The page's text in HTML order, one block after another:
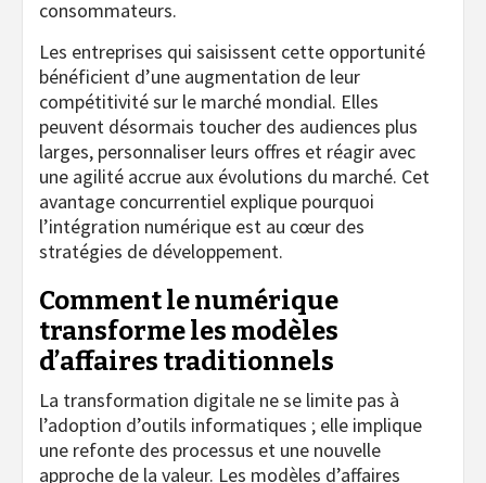
consommateurs.
Les entreprises qui saisissent cette opportunité
bénéficient d’une augmentation de leur
compétitivité sur le marché mondial. Elles
peuvent désormais toucher des audiences plus
larges, personnaliser leurs offres et réagir avec
une agilité accrue aux évolutions du marché. Cet
avantage concurrentiel explique pourquoi
l’intégration numérique est au cœur des
stratégies de développement.
Comment le numérique
transforme les modèles
d’affaires traditionnels
La transformation digitale ne se limite pas à
l’adoption d’outils informatiques ; elle implique
une refonte des processus et une nouvelle
approche de la valeur. Les modèles d’affaires